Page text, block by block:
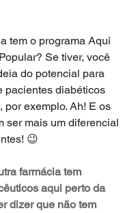
tem o programa Aqui
Se tiver, você
do potencial para
pacientes diabéticos
por exemplo. Ah! E os
ser mais um diferencial
😉
farmácia tem
aqui perto da
dizer que não tem